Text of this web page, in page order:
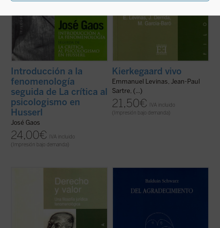
Introducción a la
fenomenología
seguida de La crítica al
psicologismo en
Husserl
José Gaos
24,00€
IVA incluido
(Impresión bajo demanda)
Kierkegaard vivo
Emmanuel Levinas, Jean-Paul
Sartre, (...)
21,50€
IVA incluido
(Impresión bajo demanda)
contiene un
ensayo de fundamentación de una filosofía
del derecho en la fenomenología del filósofo
(ver ficha)
agradecimiento, que representa algo tan
simple y a la vez tan hondo en el conjunto
de los fenómenos humanos? Para someter